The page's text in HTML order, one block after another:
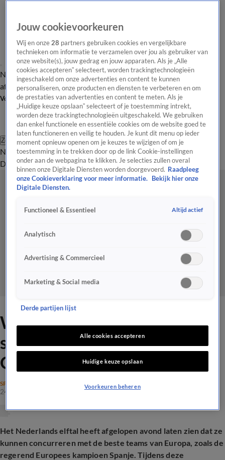
Nieuws van de DagOpinie van de Dag Onze categorieën Laatste
afleveringVideo's Nieuws van de Dag Podcast
Volg Nieuws van de Dag
Zoeken
Nieuws van de DagOpinie van de
Dag
Video'sUitzendingen PodcastPanelContact
Waarom zijn penalty’s nog
steeds de achilleshiel van
Oranje?
SPORT
24 mrt 2025, 19:03
Het Nederlands elftal heeft afgelopen avond laten zien dat ze
kunnen concurreren met de beste teams van Europa, zoals de
regerend Europees kampioen Spanje. Tijdens deze
Jouw cookievoorkeuren
Wij en onze28 partners gebruiken cookies en vergelijkbare
technieken om informatie te verzamelen over jou als gebruiker van
onze website(s), jouw gedrag en jouw apparaten. Als je „Alle
cookies accepteren” selecteert, worden trackingtechnologieën
ingeschakeld om onze advertenties en content te kunnen
personaliseren, onze producten en diensten te verbeteren en om
de prestaties van advertenties en content te meten. Als je
„Huidige keuze opslaan” selecteert of je toestemming intrekt,
worden deze trackingtechnologieën uitgeschakeld. We gebruiken
dan enkel functionele en essentiële cookies om de website goed te
laten functioneren en veilig te houden. Je kunt dit menu op ieder
moment opnieuw openen om je keuzes te wijzigen of om je
toestemming in te trekken door op de link Cookie-instellingen
onder aan de webpagina te klikken. Je selecties zullen overal
binnen onze Digitale Diensten worden doorgevoerd. Raadpleeg
onze Cookieverklaring voor meer informatie.
Bekijk hier onze
Digitale Diensten.
Functioneel & Essentieel Altijd actief
Analytisch
Advertising & Commercieel
Marketing & Social media
Derde partijen lijst
Alle cookies accepteren
Huidige keuze opslaan
Voorkeuren beheren